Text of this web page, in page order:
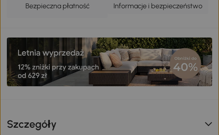
Bezpieczna płatność Informacje i bezpieczeństwo
Szczegóły